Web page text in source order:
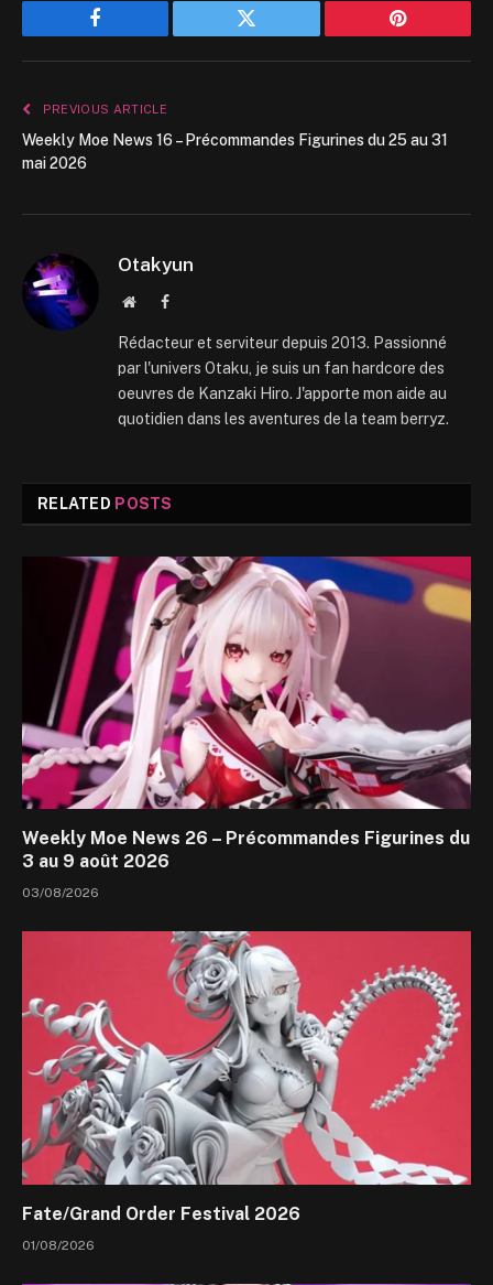
Facebook Twitter Pinterest
PREVIOUS ARTICLE
Weekly Moe News 16 – Précommandes Figurines du 25 au 31
mai 2026
Otakyun
WebsiteFacebook
Rédacteur et serviteur depuis 2013. Passionné
par l'univers Otaku, je suis un fan hardcore des
oeuvres de Kanzaki Hiro. J'apporte mon aide au
quotidien dans les aventures de la team berryz.
RELATED POSTS
Weekly Moe News 26 – Précommandes Figurines du
3 au 9 août 2026
03/08/2026
Fate/Grand Order Festival 2026
01/08/2026